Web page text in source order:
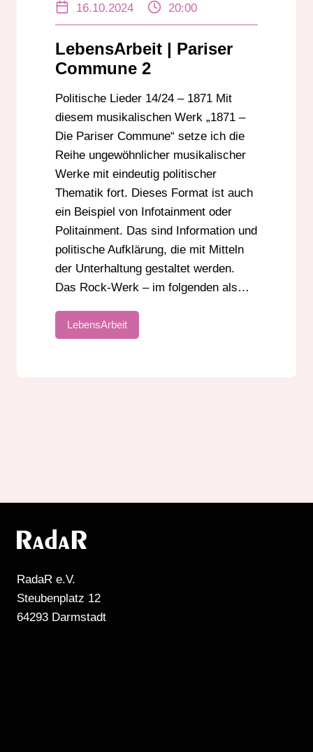
16.10.2024 20:00
LebensArbeit | Pariser
Commune 2
Politische Lieder 14/24 – 1871 Mit
diesem musikalischen Werk „1871 –
Die Pariser Commune“ setze ich die
Reihe ungewöhnlicher musikalischer
Werke mit eindeutig politischer
Thematik fort. Dieses Format ist auch
ein Beispiel von Infotainment oder
Politainment. Das sind Information und
politische Aufklärung, die mit Mitteln
der Unterhaltung gestaltet werden.
Das Rock-Werk – im folgenden als…
LebensArbeit
RadaR e.V.
Steubenplatz 12
64293 Darmstadt